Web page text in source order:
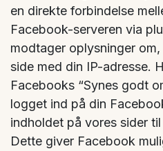
en direkte forbindelse
Facebook-serveren via
modtager oplysninger
side med din IP-adresse.
Facebooks “Synes godt
logget ind på din
indholdet på vores sider
Dette giver Facebook